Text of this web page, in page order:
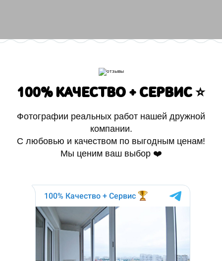
100% КАЧЕСТВО + СЕРВИС ⭐️
Фотографии реальных работ нашей дружной
компании.
С любовью и качеством по выгодным ценам!
Мы ценим ваш выбор ❤️